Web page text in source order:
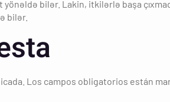
bilər. Lakin, itkilərlə başa
bilər.
Los campos obligatorios están